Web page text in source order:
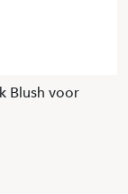
Blush voor